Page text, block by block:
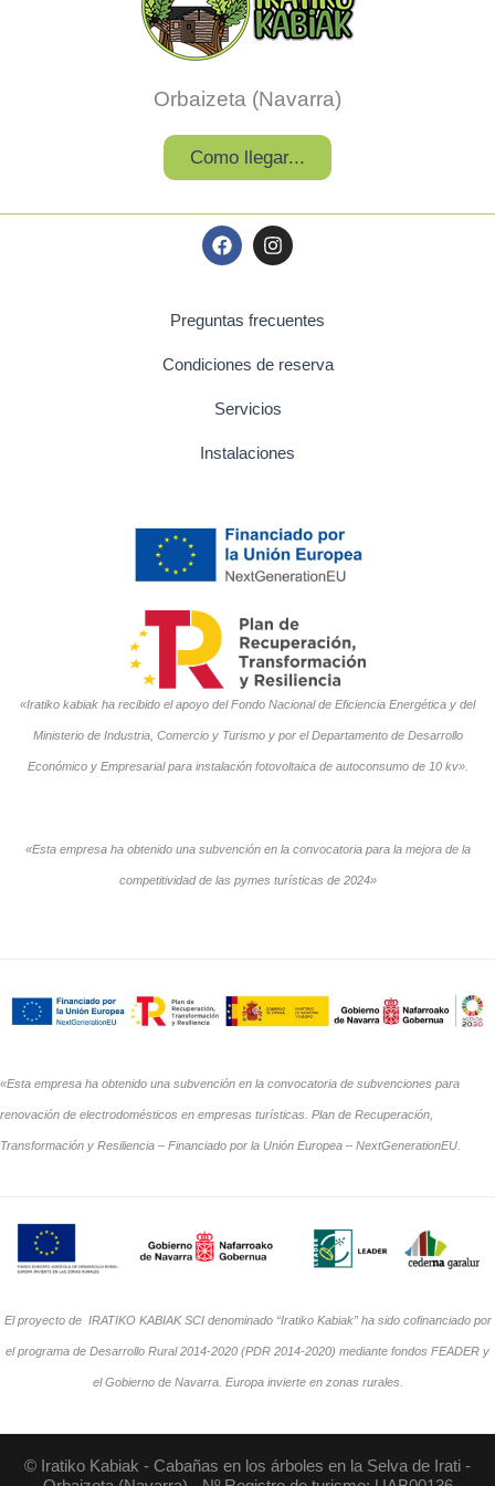
Orbaizeta (Navarra)
Como llegar...
F
a
b
o
k
I
n
a
g
a
Preguntas frecuentes
Condiciones de reserva
Servicios
Instalaciones
«Iratiko kabiak ha recibido el apoyo del Fondo Nacional de Eficiencia Energética y del
Ministerio de Industria, Comercio y Turismo y por el Departamento de Desarrollo
Económico y Empresarial para instalación fotovoltaica de autoconsumo de 10 kv».
«Esta empresa ha obtenido una subvención en la convocatoria para la mejora de la
competitividad de las pymes turísticas de 2024»
«Esta empresa ha obtenido una subvención en la convocatoria de subvenciones para
renovación de electrodomésticos en empresas turísticas. Plan de Recuperación,
Transformación y Resiliencia – Financiado por la Unión Europea – NextGenerationEU.
El proyecto de IRATIKO KABIAK SCI denominado “Iratiko Kabiak” ha sido cofinanciado por
el programa de Desarrollo Rural 2014-2020 (PDR 2014-2020) mediante fondos FEADER y
el Gobierno de Navarra. Europa invierte en zonas rurales.
© Iratiko Kabiak - Cabañas en los árboles en la Selva de Irati -